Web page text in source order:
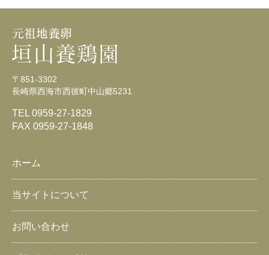
〒851-3302
長崎県西海市西彼町中山郷5231
TEL 0959-27-1829
FAX 0959-27-1848
ホーム
当サイトについて
お問い合わせ